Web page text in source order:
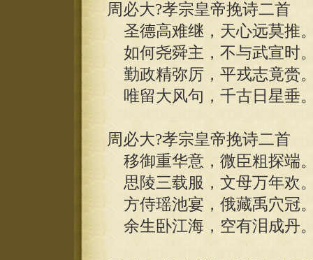
周必大?孝宗皇帝挽诗二首
圣德高难继，天心远莫推
如何尧舜主，不与武宣时
勤政精弥厉，平戎志竟赍
唯留大风句，千古日星垂
周必大?孝宗皇帝挽诗二首
移御重华意，微臣粗探端
思陵三载服，文母万年欢
方侍瑶池宴，俄藏禹穴冠
余生卧江海，空有泪成丹